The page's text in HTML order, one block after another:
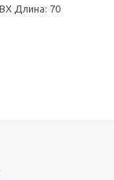
Длина: 70